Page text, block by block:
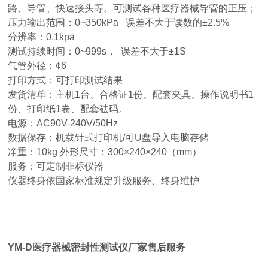
路、导管、快速接头等。可测试各种医疗器械导管的正压；
压力输出范围：0~350kPa 误差不大于读数的±2.5%
分辨率：0.1kpa
测试持续时间：0~999s， 误差不大于±1S
气管外径：¢6
打印方式：可打印测试结果
发货清单：主机1台、合格证1份、配套夹具、操作说明书1
份、打印纸1卷、配套砝码。
电源：AC90V-240V/50Hz
数据保存：机载针式打印机/可U盘导入电脑存储
净重：10kg 外形尺寸：300×240×240（mm）
服务：可定制非标仪器
仪器终身依国家标准规定升级服务、终身维护
YM-D 医疗器械密封性测试仪厂家售后服务